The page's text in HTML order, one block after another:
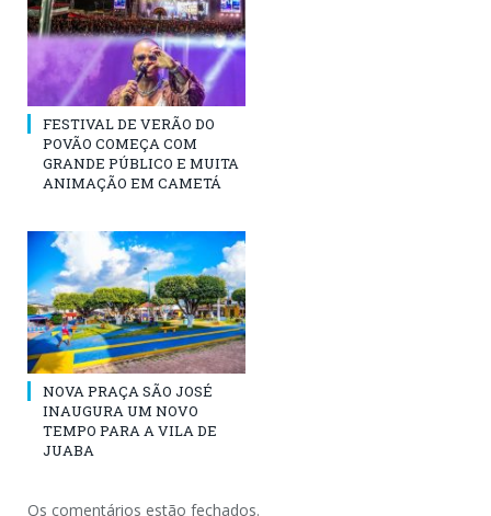
FESTIVAL DE VERÃO DO
POVÃO COMEÇA COM
GRANDE PÚBLICO E MUITA
ANIMAÇÃO EM CAMETÁ
NOVA PRAÇA SÃO JOSÉ
INAUGURA UM NOVO
TEMPO PARA A VILA DE
JUABA
Os comentários estão fechados.